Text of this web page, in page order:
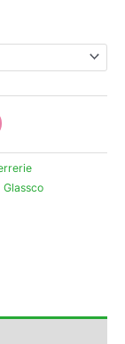
Glassco